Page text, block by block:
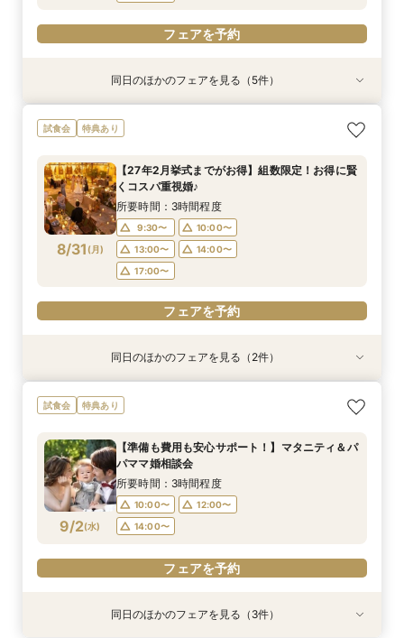
フェアを予約
特典あり
8/30(日)
【自由度抜群！】1日1組貸切×持込OK（持込無
料）★最大80万円特典＆２万円相当試食付フェ
所要時間：3時間程度
13:00〜
14:00〜
17:00〜
フェアを予約
特典あり
8/30(日)
【当館人気No.1】クチコミ高評価★2万円相当試
食×会場見学BIGフェア
9:00〜
13:00〜
14:00〜
17:00〜
フェアを予約
特典あり
8/30(日)
【オススメ！】《全天候型ガーデン邸宅全館解
放》2万円試食付♪
9:00〜
13:00〜
14:00〜
17:00〜
フェアを予約
特典あり
8/30(日)
ペットは家族☆大切な記念日を一緒に過ごすため
の相談会
10:00〜
14:00〜
フェアを予約
特典あり
8/30(日)
【準備も費用も安心サポート！】マタニティ＆パ
パママ婚相談会
10:00〜
14:00〜
フェアを予約
同日のほかのフェアを見る（5件）
試食会 特典あり
8/31 (月)
【27年2月挙式までがお得】組数限定！お得に賢
くコスパ重視婚♪
所要時間：3時間程度
9:30〜
10:00〜
13:00〜
14:00〜
17:00〜
フェアを予約
特典あり
8/31(月)
【オススメ！】《全天候型ガーデン邸宅全館解
放》2万円試食付♪
9:00〜
13:00〜
14:00〜
17:00〜
特典あり
8/31(月)
ペットは家族☆大切な記念日を一緒に過ごすため
の相談会
10:00〜
14:00〜
フェアを予約
同日のほかのフェアを見る（2件）
試食会 特典あり
9/2(水)
【準備も費用も安心サポート！】マタニティ＆パ
パママ婚相談会
所要時間：3時間程度
10:00〜
12:00〜
14:00〜
フェアを予約
特典あり
特典あり
特典あり同日のほかのフェアを見る（3件）